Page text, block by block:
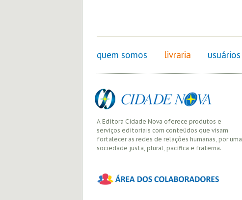
quem somos livraria usuários
A Editora Cidade Nova oferece produtos e
serviços editoriais com conteúdos que visam
fortalecer as redes de relações humanas, por uma
sociedade justa, plural, pacífica e fraterna.